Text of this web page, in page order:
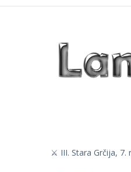
⚔️ III. Stara Grčija, 7.